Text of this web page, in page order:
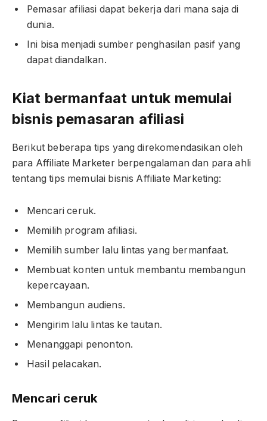
Pemasar afiliasi dapat bekerja dari mana saja di
dunia.
Ini bisa menjadi sumber penghasilan pasif yang
dapat diandalkan.
Kiat bermanfaat untuk memulai
bisnis pemasaran afiliasi
Berikut beberapa tips yang direkomendasikan oleh
para Affiliate Marketer berpengalaman dan para ahli
tentang tips memulai bisnis Affiliate Marketing:
Mencari ceruk.
Memilih program afiliasi.
Memilih sumber lalu lintas yang bermanfaat.
Membuat konten untuk membantu membangun
kepercayaan.
Membangun audiens.
Mengirim lalu lintas ke tautan.
Menanggapi penonton.
Hasil pelacakan.
Mencari ceruk